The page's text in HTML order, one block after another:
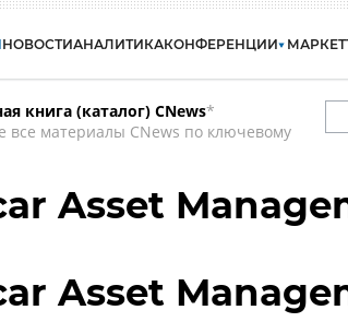
НОВОСТИАНАЛИТИКАКОНФЕРЕНЦИИ МАРКЕТ
книга (каталог) CNews*
все материалы CNews по ключевому
Asset
Asset